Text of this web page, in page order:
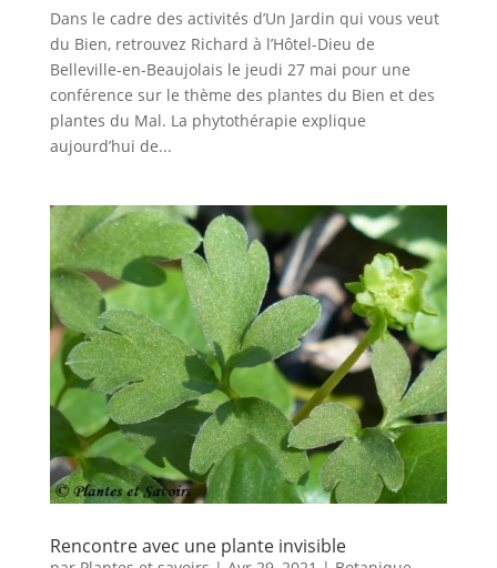
Dans le cadre des activités d’Un Jardin qui vous veut
du Bien, retrouvez Richard à l’Hôtel-Dieu de
Belleville-en-Beaujolais le jeudi 27 mai pour une
conférence sur le thème des plantes du Bien et des
plantes du Mal. La phytothérapie explique
aujourd’hui de...
Rencontre avec une plante invisible